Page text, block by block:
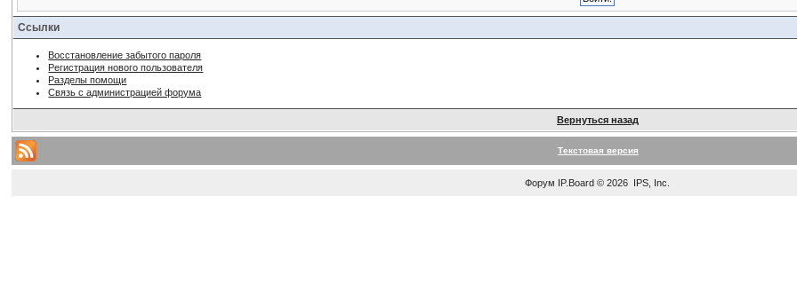
Ссылки
Восстановление забытого пароля
Регистрация нового пользователя
Разделы помощи
Связь с администрацией форума
Вернуться назад
Текстовая версия
Форум IP.Board © 2026 IPS, Inc